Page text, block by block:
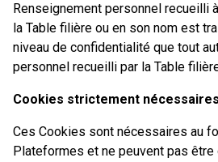
Renseignement personnel recueilli
la Table filière ou en son nom est
niveau de confidentialité que tout
personnel recueilli par la Table
Cookies strictement nécessaires
Ces Cookies sont nécessaires au
Plateformes et ne peuvent pas